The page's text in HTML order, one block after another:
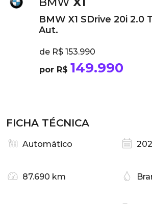
BMW X1 SDrive 20i 2.0
Aut.
de R$ 153.990
por R$ 149.990
FICHA TÉCNICA
Automático
87.690 km